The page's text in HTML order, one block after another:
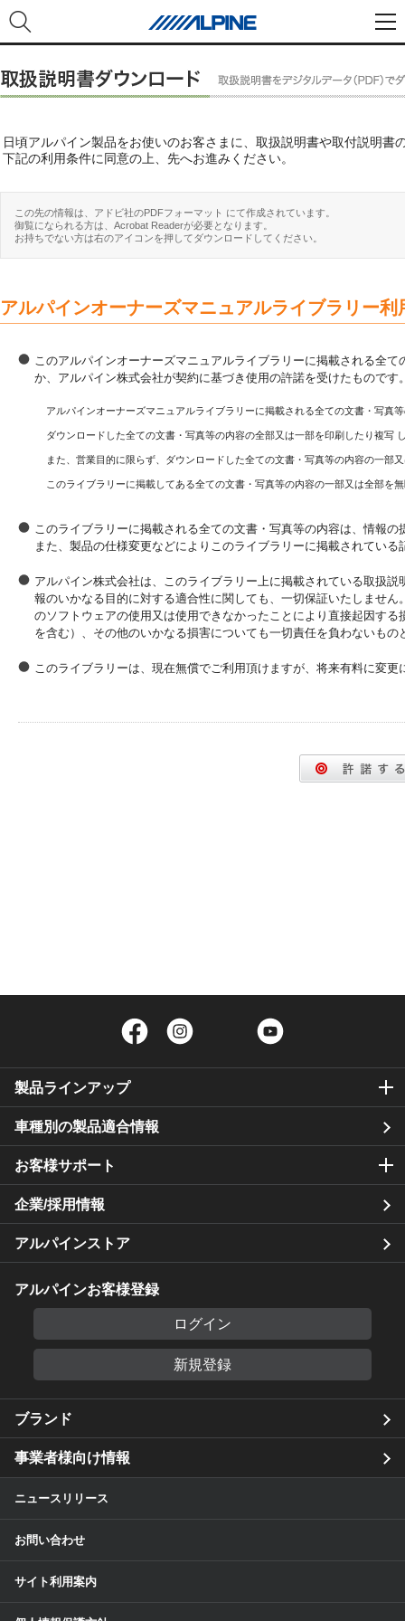
日頃アルパイン製品をお使いのお客さまに、取扱説明書や取付説明書
下記の利用条件に同意の上、先へお進みください。
この先の情報は、アドビ社のPDFフォーマット にて作成されています。
御覧になられる方は、Acrobat Readerが必要となります。
お持ちでない方は右のアイコンを押してダウンロードしてください。
アルパインオーナーズマニュアルライブラリー利
このアルパインオーナーズマニュアルライブラリーに掲載される全
か、アルパイン株式会社が契約に基づき使用の許諾を受けたもので
アルパインオーナーズマニュアルライブラリーに掲載される全ての文書・写真
ダウンロードした全ての文書・写真等の内容の全部又は一部を印刷したり複写
また、営業目的に限らず、ダウンロードした全ての文書・写真等の内容の一
このライブラリーに掲載してある全ての文書・写真等の内容の一部又は全部を
このライブラリーに掲載される全ての文書・写真等の内容は、情報
また、製品の仕様変更などによりこのライブラリーに掲載されてい
アルパイン株式会社は、このライブラリー上に掲載されている取扱
報のいかなる目的に対する適合性に関しても、一切保証いたしませ
のソフトウェアの使用又は使用できなかったことにより直接起因す
を含む）、その他のいかなる損害についても一切責任を負わないもの
このライブラリーは、現在無償でご利用頂けますが、将来有料に変
Facebook Twitter
製品ラインアップ
車種別の製品適合情報
お客様サポート
企業/採用情報
アルパインストア
アルパインお客様登録
ログイン
新規登録
ブランド
事業者様向け情報
ニュースリリース
お問い合わせ
サイト利用案内